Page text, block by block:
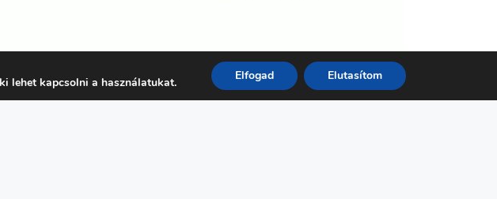
lehet kapcsolni a használatukat. Elfogad Elutasítom